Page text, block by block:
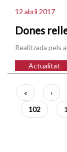
12 abril 2017
Dones
Realitzada pels
Actualitat
Paginació
Primera
pàgina
« ‹
Pàgina
actual
102